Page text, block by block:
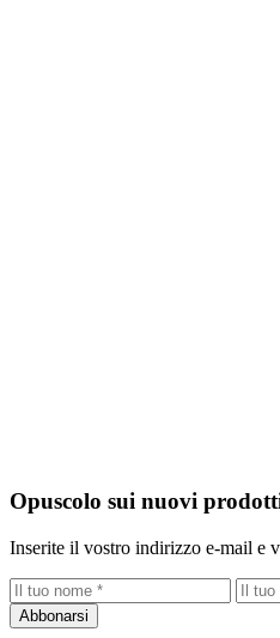
Opuscolo sui nuovi
Inserite il vostro indirizzo e-mail e
Abbonarsi